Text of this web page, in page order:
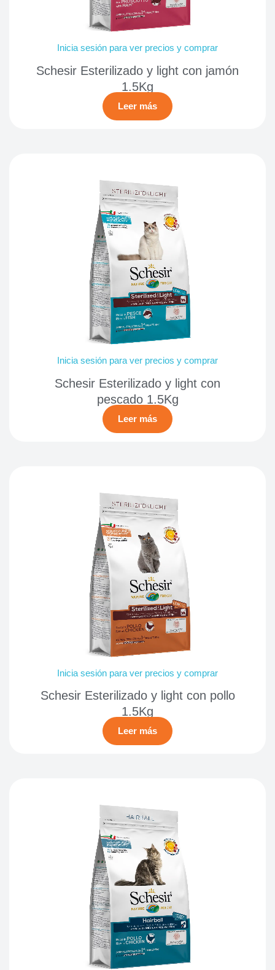
Inicia sesión para ver precios y comprar
Schesir Esterilizado y light con jamón
1.5Kg
Leer más
Inicia sesión para ver precios y comprar
Schesir Esterilizado y light con
pescado 1.5Kg
Leer más
Inicia sesión para ver precios y comprar
Schesir Esterilizado y light con pollo
1.5Kg
Leer más